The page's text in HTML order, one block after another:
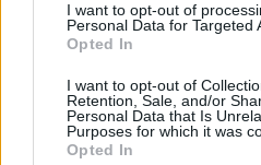
I want to opt-out of
Personal Data for Targeted
Opted In
I want to opt-out of
Retention, Sale, and/or
Personal Data that Is
Purposes for which it was
Opted In